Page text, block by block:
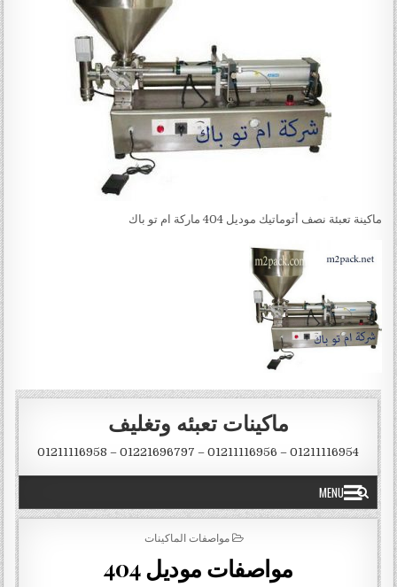
ماكينة تعبئة نصف أتوماتيك موديل 404 ماركة ام تو باك